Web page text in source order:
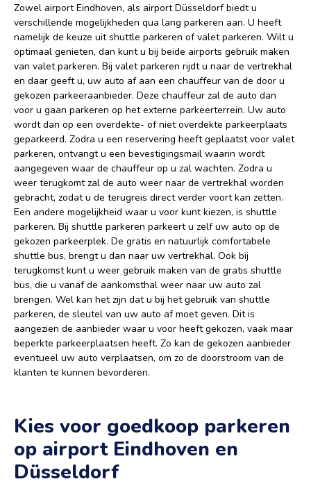
Zowel airport Eindhoven, als airport Düsseldorf biedt u
verschillende mogelijkheden qua lang parkeren aan. U heeft
namelijk de keuze uit shuttle parkeren of valet parkeren. Wilt u
optimaal genieten, dan kunt u bij beide airports gebruik maken
van valet parkeren. Bij valet parkeren rijdt u naar de vertrekhal
en daar geeft u, uw auto af aan een chauffeur van de door u
gekozen parkeeraanbieder. Deze chauffeur zal de auto dan
voor u gaan parkeren op het externe parkeerterrein. Uw auto
wordt dan op een overdekte- of niet overdekte parkeerplaats
geparkeerd. Zodra u een reservering heeft geplaatst voor valet
parkeren, ontvangt u een bevestigingsmail waarin wordt
aangegeven waar de chauffeur op u zal wachten. Zodra u
weer terugkomt zal de auto weer naar de vertrekhal worden
gebracht, zodat u de terugreis direct verder voort kan zetten.
Een andere mogelijkheid waar u voor kunt kiezen, is shuttle
parkeren. Bij shuttle parkeren parkeert u zelf uw auto op de
gekozen parkeerplek. De gratis en natuurlijk comfortabele
shuttle bus, brengt u dan naar uw vertrekhal. Ook bij
terugkomst kunt u weer gebruik maken van de gratis shuttle
bus, die u vanaf de aankomsthal weer naar uw auto zal
brengen. Wel kan het zijn dat u bij het gebruik van shuttle
parkeren, de sleutel van uw auto af moet geven. Dit is
aangezien de aanbieder waar u voor heeft gekozen, vaak maar
beperkte parkeerplaatsen heeft. Zo kan de gekozen aanbieder
eventueel uw auto verplaatsen, om zo de doorstroom van de
klanten te kunnen bevorderen.
Kies voor goedkoop parkeren
op airport Eindhoven en
Düsseldorf